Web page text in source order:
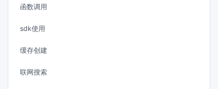
函数调用
sdk使用
缓存创建
联网搜索